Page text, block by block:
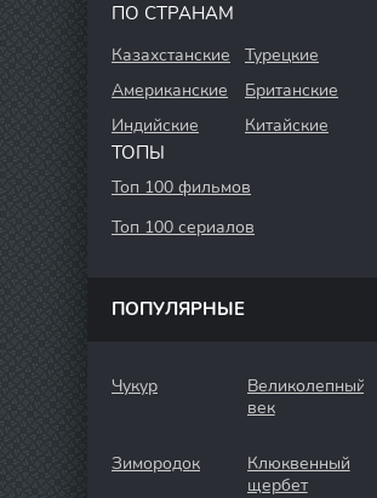
ПО СТРАНАМ
Казахстанские Турецкие
Американские
Британские
Индийские
Китайские
ТОПЫ
Топ 100 фильмов
Топ 100 сериалов
ПОПУЛЯРНЫЕ
Чукур
Великолепный
век
Зимородок
Клюквенный
щербет